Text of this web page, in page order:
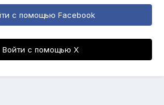
с помощью Facebook
Войти с помощью X